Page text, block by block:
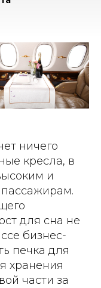
ничего
кресла, в
и
для сна не
бизнес-
печка для
хранения
части за